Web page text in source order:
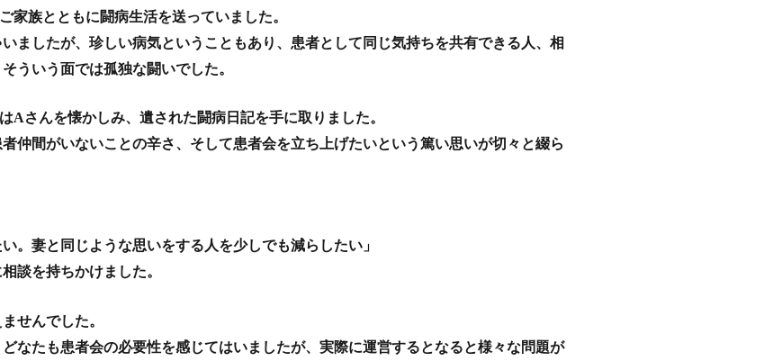
家族とともに闘病生活を送っていました。
ましたが、珍しい病気ということもあり、患者として同じ気持ちを共有できる人、相
ういう面では孤独な闘いでした。
Aさんを懐かしみ、遺された闘病日記を手に取りました。
仲間がいないことの辛さ、そして患者会を立ち上げたいという篤い思いが切々と綴ら
。妻と同じような思いをする人を少しでも減らしたい」
談を持ちかけました。
せんでした。
なたも患者会の必要性を感じてはいましたが、実際に運営するとなると様々な問題が